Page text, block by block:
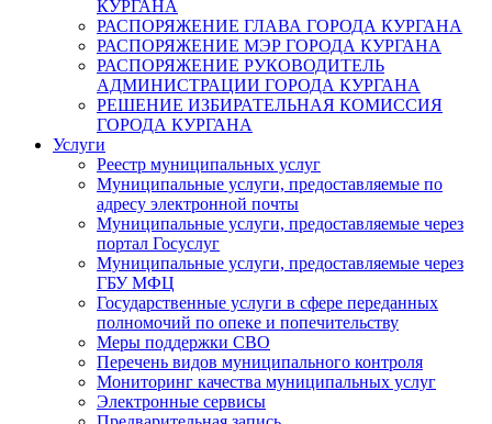
КУРГАНА
РАСПОРЯЖЕНИЕ ГЛАВА ГОРОДА КУРГАНА
РАСПОРЯЖЕНИЕ МЭР ГОРОДА КУРГАНА
РАСПОРЯЖЕНИЕ РУКОВОДИТЕЛЬ
АДМИНИСТРАЦИИ ГОРОДА КУРГАНА
РЕШЕНИЕ ИЗБИРАТЕЛЬНАЯ КОМИССИЯ
ГОРОДА КУРГАНА
Услуги
Реестр муниципальных услуг
Муниципальные услуги, предоставляемые по
адресу электронной почты
Муниципальные услуги, предоставляемые через
портал Госуслуг
Муниципальные услуги, предоставляемые через
ГБУ МФЦ
Государственные услуги в сфере переданных
полномочий по опеке и попечительству
Меры поддержки СВО
Перечень видов муниципального контроля
Мониторинг качества муниципальных услуг
Электронные сервисы